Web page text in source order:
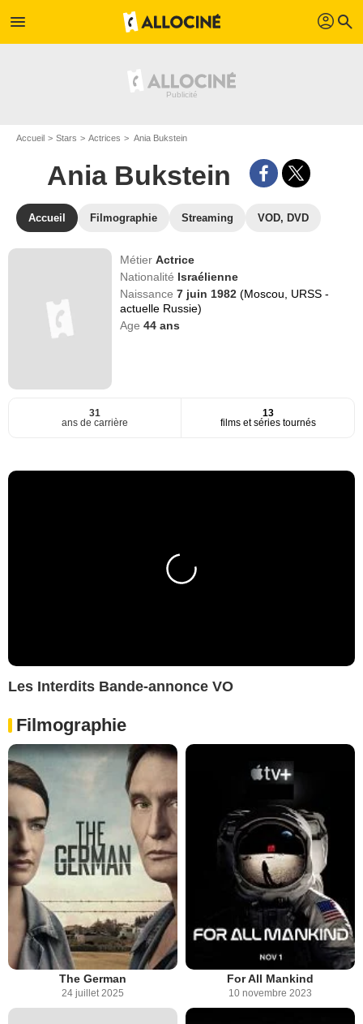
menu profil search
Accueil Stars Actrices Ania Bukstein
Ania Bukstein
Accueil Filmographie Streaming VOD, DVD
MétierActrice
Nationalité Israélienne
Naissance7 juin 1982(Moscou, URSS -
actuelle Russie)
Age44 ans
31
ans de carrière
13
films et séries tournés
Les Interdits Bande-annonce VO
Filmographie
The German
24 juillet 2025
For All Mankind
10 novembre 2023